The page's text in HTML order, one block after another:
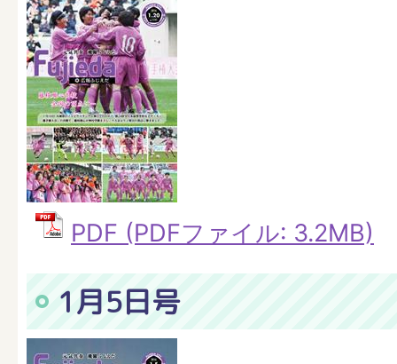
PDF (PDFファイル: 3.2MB)
1月5日号